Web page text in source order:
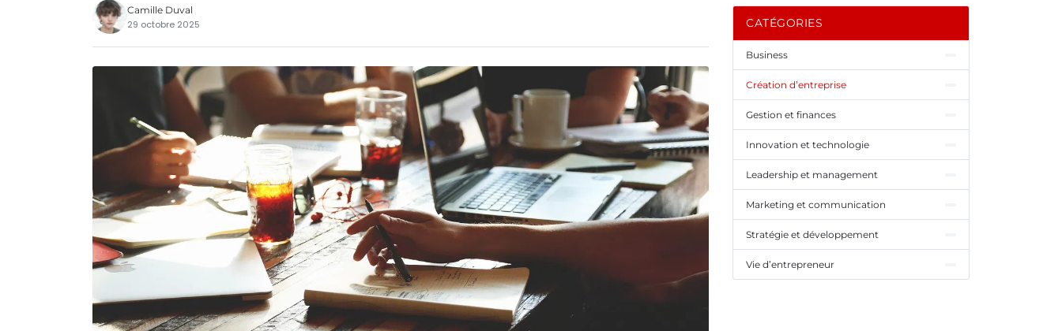
Camille Duval
29 octobre 2025 CATÉGORIES
Business
Création d’entreprise
Gestion et finances
Innovation et technologie
Leadership et management
Marketing et communication
Stratégie et développement
Vie d’entrepreneur